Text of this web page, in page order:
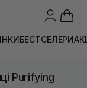
БЕСТСЕЛЕРИ
Purifying